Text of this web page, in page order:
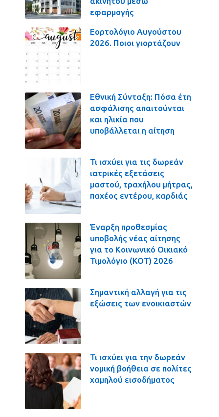
εφαρμογής
Εορτολόγιο Αυγούστου
2026. Ποιοι γιορτάζουν
Εθνική Σύνταξη: Πόσα έτη
ασφάλισης απαιτούνται
και ηλικία που
υποβάλλεται η αίτηση
Τι ισχύει για τις δωρεάν
ιατρικές εξετάσεις
μαστού, τραχήλου μήτρας,
παχέος εντέρου, καρδιάς
Έναρξη προθεσμίας
υποβολής νέας αίτησης
για το Κοινωνικό Οικιακό
Τιμολόγιο (ΚΟΤ) 2026
Σημαντική αλλαγή για τις
εξώσεις των ενοικιαστών
Τι ισχύει για την δωρεάν
νομική βοήθεια σε πολίτες
χαμηλού εισοδήματος